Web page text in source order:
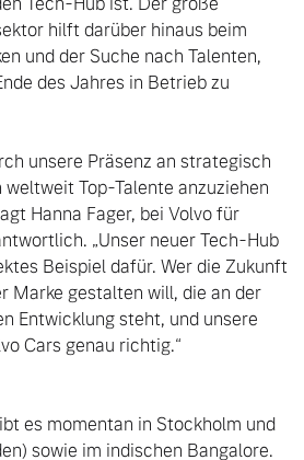
hilft darüber hinaus beim
und der Suche nach Talenten,
des Jahres in Betrieb zu
Top-Talente anzuziehen
Hanna Fager, bei Volvo für
„Unser neuer Tech-Hub
Beispiel dafür. Wer die Zukunft
Marke gestalten will, die an der
Entwicklung steht, und unsere
Cars genau richtig.“
es momentan in Stockholm und
sowie im indischen Bangalore.